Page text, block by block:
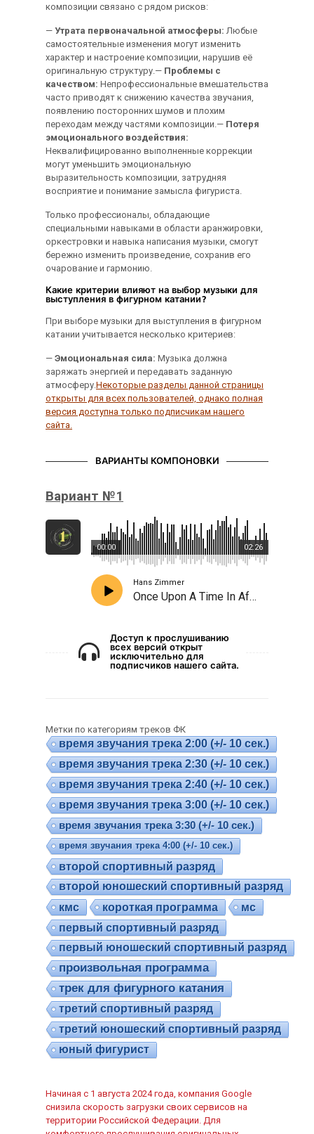
композиции связано с рядом рисков:
— Утрата первоначальной атмосферы: Любые
самостоятельные изменения могут изменить
характер и настроение композиции, нарушив её
оригинальную структуру.— Проблемы с
качеством: Непрофессиональные вмешательства
часто приводят к снижению качества звучания,
появлению посторонних шумов и плохим
переходам между частями композиции.— Потеря
эмоционального воздействия:
Неквалифицированно выполненные коррекции
могут уменьшить эмоциональную
выразительность композиции, затрудняя
восприятие и понимание замысла фигуриста.
Только профессионалы, обладающие
специальными навыками в области аранжировки,
оркестровки и навыка написания музыки, смогут
бережно изменить произведение, сохранив его
очарование и гармонию.
Какие критерии влияют на выбор музыки для
выступления в фигурном катании?
При выборе музыки для выступления в фигурном
катании учитывается несколько критериев:
— Эмоциональная сила: Музыка должна
заряжать энергией и передавать заданную
атмосферу.Некоторые разделы данной страницы
открыты для всех пользователей, однако полная
версия доступна только подписчикам нашего
сайта.
ВАРИАНТЫ КОМПОНОВКИ
Вариант №1
02:26
00:00
Hans Zimmer
Once Upon A Time In Africa
Доступ к прослушиванию
всех версий открыт
исключительно для
подписчиков нашего сайта.
Метки по категориям треков ФК
время звучания трека 2:00 (+/- 10 сек.)
время звучания трека 2:30 (+/- 10 сек.)
время звучания трека 2:40 (+/- 10 сек.)
время звучания трека 3:00 (+/- 10 сек.)
время звучания трека 3:30 (+/- 10 сек.)
время звучания трека 4:00 (+/- 10 сек.)
второй спортивный разряд
второй юношеский спортивный разряд
кмс короткая программа
мс
первый спортивный разряд
первый юношеский спортивный разряд
произвольная программа
трек для фигурного катания
третий спортивный разряд
третий юношеский спортивный разряд
юный фигурист
Начиная с 1 августа 2024 года, компания Google
снизила скорость загрузки своих сервисов на
территории Российской Федерации. Для